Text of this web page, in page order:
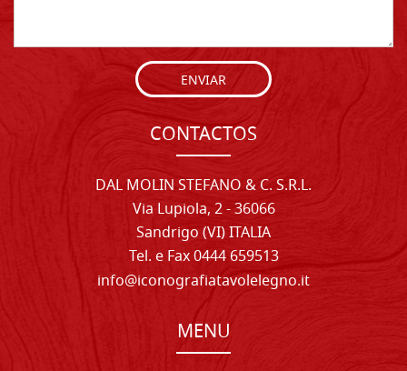
ENVIAR
CONTACTOS
DAL MOLIN STEFANO & C. S.R.L.
Via Lupiola, 2 - 36066
Sandrigo (VI) ITALIA
Tel. e Fax 0444 659513
info@iconografiatavolelegno.it
MENU